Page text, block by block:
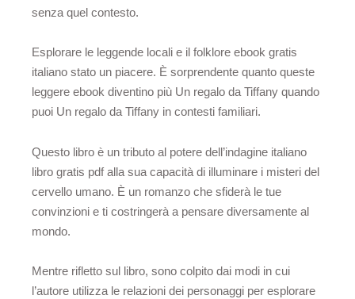
senza quel contesto.
Esplorare le leggende locali e il folklore ebook gratis
italiano stato un piacere. È sorprendente quanto queste
leggere ebook diventino più Un regalo da Tiffany quando
puoi Un regalo da Tiffany in contesti familiari.
Questo libro è un tributo al potere dell’indagine italiano
libro gratis pdf alla sua capacità di illuminare i misteri del
cervello umano. È un romanzo che sfiderà le tue
convinzioni e ti costringerà a pensare diversamente al
mondo.
Mentre rifletto sul libro, sono colpito dai modi in cui
l’autore utilizza le relazioni dei personaggi per esplorare